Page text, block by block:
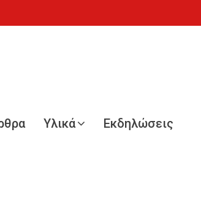
Υλικά Εκδηλώσεις